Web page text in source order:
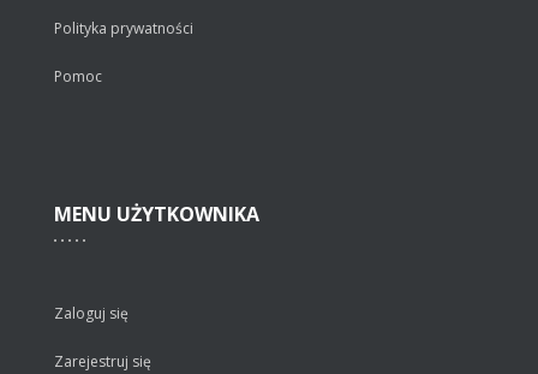
Polityka prywatności
Pomoc
MENU UŻYTKOWNIKA
Zaloguj się
Zarejestruj się